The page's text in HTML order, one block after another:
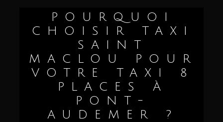
POURQUOI
CHOISIR TAXI
SAINT
MACLOU POUR
VOTRE TAXI 8
PLACES À
PONT-
AUDEMER ?